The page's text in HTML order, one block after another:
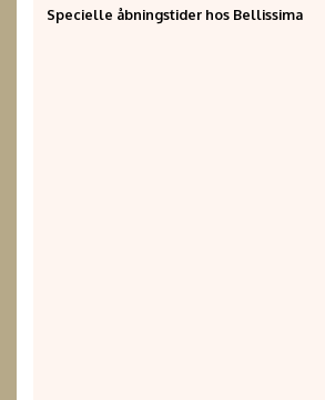
Specielle åbningstider hos Bellissima